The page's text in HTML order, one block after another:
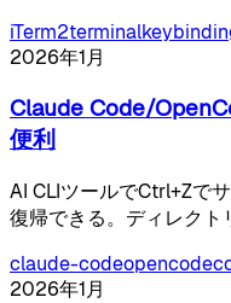
iTerm2terminal
2026年1月
Claude Code/
便利
AI CLIツールでCtrl+Zで
復帰できる。ディレク
claude-codeopencode
2026年1月